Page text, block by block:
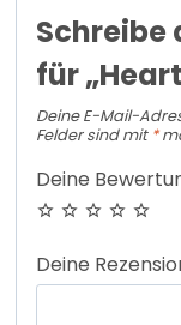
Schreibe
für
Deine E-Mail-
Felder sind mit *
Deine
Deine